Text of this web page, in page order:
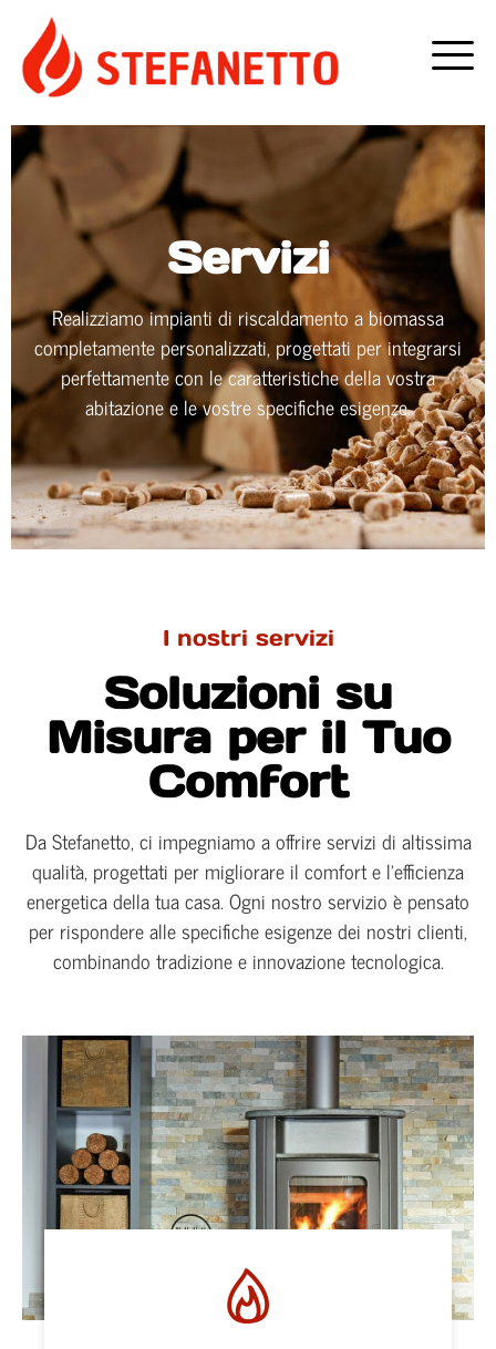
Servizi
Realizziamo impianti di riscaldamento a biomassa
completamente personalizzati, progettati per integrarsi
perfettamente con le caratteristiche della vostra
abitazione e le vostre specifiche esigenze.
I nostri servizi
Soluzioni su
Misura per il Tuo
Comfort
Da Stefanetto, ci impegniamo a offrire servizi di altissima
qualità, progettati per migliorare il comfort e l’efficienza
energetica della tua casa. Ogni nostro servizio è pensato
per rispondere alle specifiche esigenze dei nostri clienti,
combinando tradizione e innovazione tecnologica.